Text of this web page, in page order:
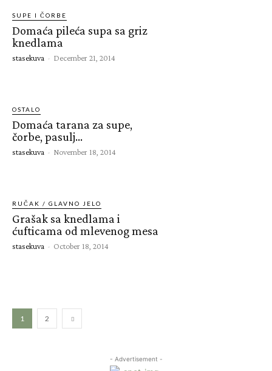
SUPE I ČORBE
Domaća pileća supa sa griz
knedlama
stasekuva - December 21, 2014
OSTALO
Domaća tarana za supe,
čorbe, pasulj…
stasekuva - November 18, 2014
RUČAK / GLAVNO JELO
Grašak sa knedlama i
ćufticama od mlevenog mesa
stasekuva - October 18, 2014
1 2
- Advertisement -